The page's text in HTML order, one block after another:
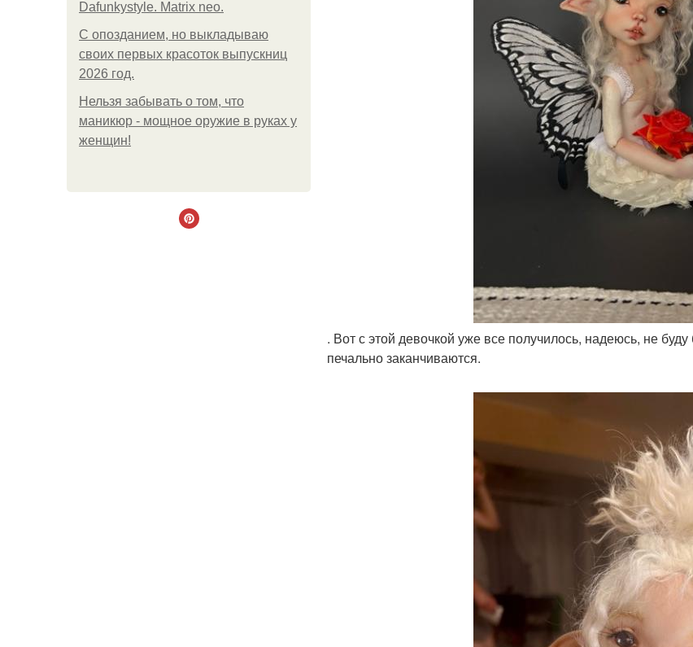
Dafunkystyle. Matrix neo.
С опозданием, но выкладываю
своих первых красоток выпускниц
2026 год.
Нельзя забывать о том, что
маникюр - мощное оружие в руках у
женщин!
. Вот с этой девочкой уже все получилось, надеюсь, не
печально заканчиваются.